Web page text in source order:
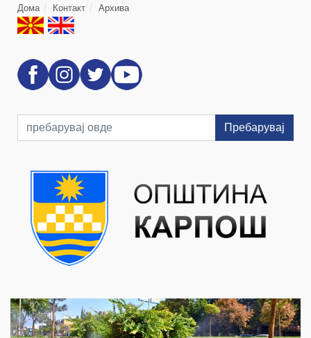
Дома Контакт Архива
Пребарувај